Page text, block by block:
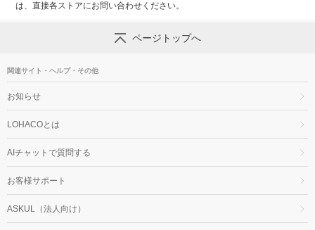
は、直接各ストアにお問い合わせください。
ページトップへ
関連サイト・ヘルプ・その他
お知らせ
LOHACOとは
AIチャットで質問する
お客様サポート
ASKUL（法人向け）